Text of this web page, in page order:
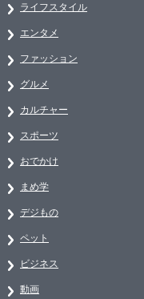
ライフスタイル
エンタメ
ファッション
グルメ
カルチャー
スポーツ
おでかけ
まめ学
デジもの
ペット
ビジネス
動画